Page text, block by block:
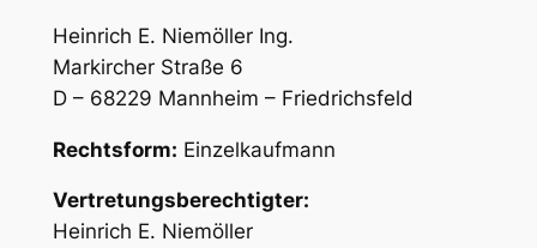
Heinrich E. Niemöller Ing.
Markircher Straße 6
D – 68229 Mannheim – Friedrichsfeld
Rechtsform: Einzelkaufmann
Vertretungsberechtigter:
Heinrich E. Niemöller